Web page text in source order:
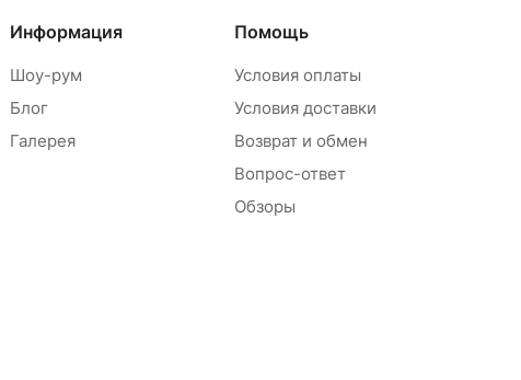
Информация
Шоу-рум
Блог
Галерея
Помощь
Условия оплаты
Условия доставки
Возврат и обмен
Вопрос-ответ
Обзоры